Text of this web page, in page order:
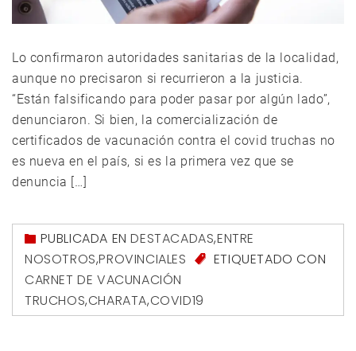
Lo confirmaron autoridades sanitarias de la localidad,
aunque no precisaron si recurrieron a la justicia.
“Están falsificando para poder pasar por algún lado”,
denunciaron. Si bien, la comercialización de
certificados de vacunación contra el covid truchas no
es nueva en el país, si es la primera vez que se
denuncia […]
PUBLICADA ENDESTACADAS,ENTRE
NOSOTROS,PROVINCIALES
ETIQUETADO CON
CARNET DE VACUNACIÓN
TRUCHOS,CHARATA,COVID19